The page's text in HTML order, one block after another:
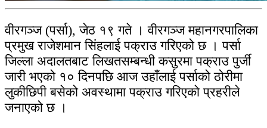
वीरगञ्ज (पर्सा), जेठ १९ गते । वीरगञ्ज महानगरपालिका
प्रमुख राजेशमान सिंहलाई पक्राउ गरिएको छ । पर्सा
जिल्ला अदालतबाट लिखतसम्बन्धी कसुरमा पक्राउ पुर्जी
जारी भएको १० दिनपछि आज उहाँलाई पर्साको ठोरीमा
लुकीछिपी बसेको अवस्थामा पक्राउ गरिएको प्रहरीले
जनाएको छ ।